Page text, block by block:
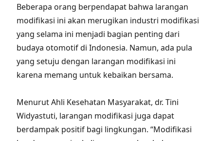
Beberapa orang berpendapat bahwa larangan
modifikasi ini akan merugikan industri modifikasi
yang selama ini menjadi bagian penting dari
budaya otomotif di Indonesia. Namun, ada pula
yang setuju dengan larangan modifikasi ini
karena memang untuk kebaikan bersama.
Menurut Ahli Kesehatan Masyarakat, dr. Tini
Widyastuti, larangan modifikasi juga dapat
berdampak positif bagi lingkungan. “Modifikasi